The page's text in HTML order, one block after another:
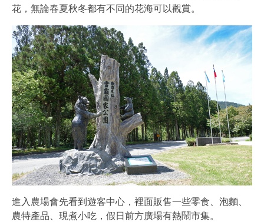
花，無論春夏秋冬都有不同的花海可以觀賞。
進入農場會先看到遊客中心，裡面販售一些零食、泡麵、
農特產品、現煮小吃，假日前方廣場有熱鬧市集。